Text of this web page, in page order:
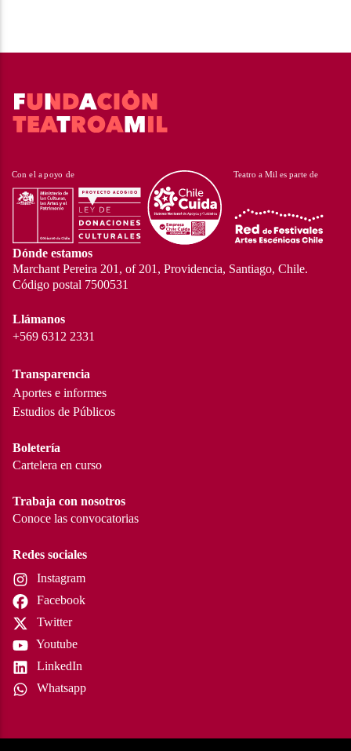
Dónde estamos
Marchant Pereira 201, of 201, Providencia, Santiago, Chile.
Código postal 7500531
Llámanos
+569 6312 2331
Transparencia
Aportes e informes
Estudios de Públicos
Boletería
Cartelera en curso
Trabaja con nosotros
Conoce las convocatorias
Redes sociales
Instagram
Facebook
Twitter
Youtube
LinkedIn
Whatsapp